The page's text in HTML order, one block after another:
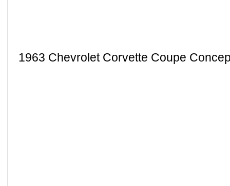
1963 Chevrolet Corvette Coupe